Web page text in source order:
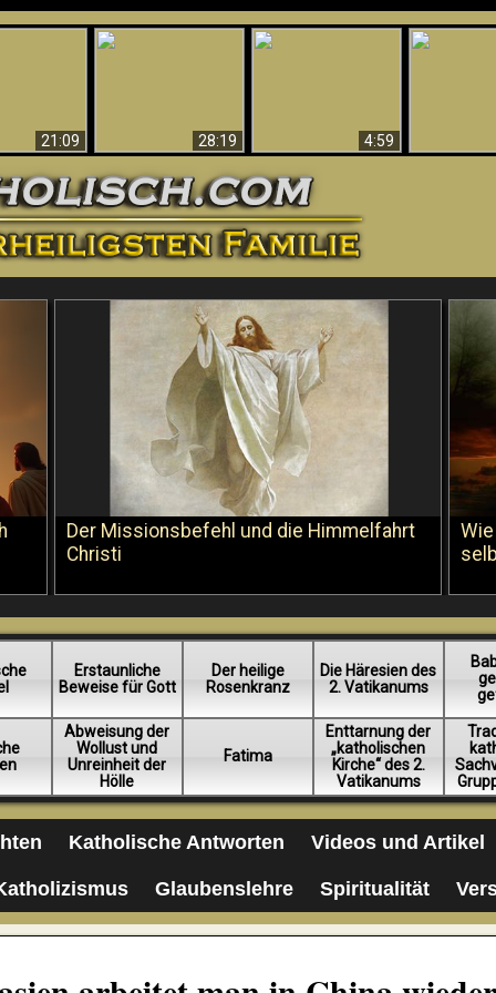
21:09 28:19
4:59
Der Missionsbefehl und die Himmelfahrt
Christi
Erstaunliche
Beweise für Gott
Der heilige
Rosenkranz
Die Häresien des
2. Vatikanums
Abweisung der
Wollust und
Unreinheit der
Hölle
Fatima
Enttarnung der
„katholischen
Kirche“ des 2.
Vatikanums
Katholische Antworten Videos und Artikel
Glaubenslehre Spiritualität